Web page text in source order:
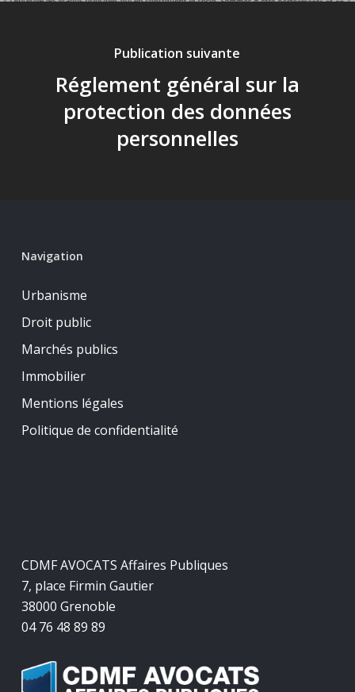
Publication suivante
Réglement général sur la
protection des données
personnelles
Navigation
Urbanisme
Droit public
Marchés publics
Immobilier
Mentions légales
Politique de confidentialité
CDMF AVOCATS Affaires Publiques
7, place Firmin Gautier
38000 Grenoble
04 76 48 89 89